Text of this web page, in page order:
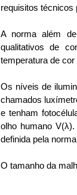
requisitos técnicos
A norma além
qualitativos de
temperatura de
Os níveis de
chamados
e tenham
olho humano
definida pela
O tamanho da